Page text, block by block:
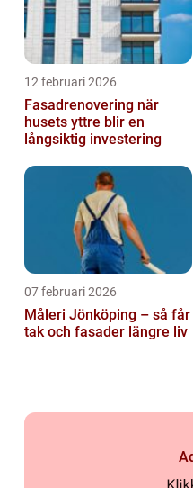
12 februari 2026
Fasadrenovering när
husets yttre blir en
långsiktig investering
07 februari 2026
Måleri Jönköping – så får
tak och fasader längre liv